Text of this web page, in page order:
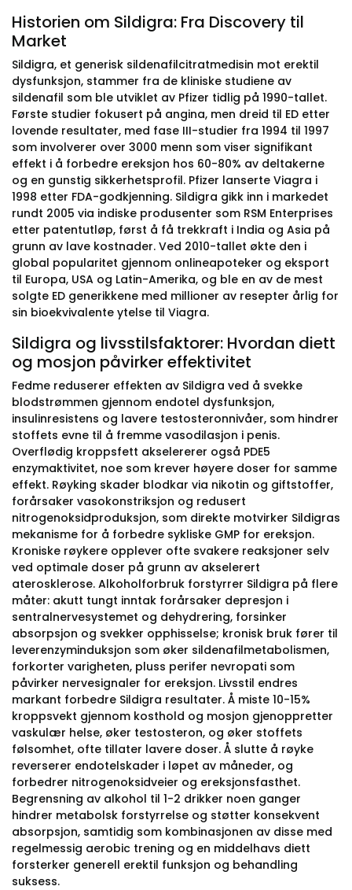
Historien om Sildigra: Fra Discovery til
Market
Sildigra, et generisk sildenafilcitratmedisin mot erektil
dysfunksjon, stammer fra de kliniske studiene av
sildenafil som ble utviklet av Pfizer tidlig på 1990-tallet.
Første studier fokusert på angina, men dreid til ED etter
lovende resultater, med fase III-studier fra 1994 til 1997
som involverer over 3000 menn som viser signifikant
effekt i å forbedre ereksjon hos 60-80% av deltakerne
og en gunstig sikkerhetsprofil. Pfizer lanserte Viagra i
1998 etter FDA-godkjenning. Sildigra gikk inn i markedet
rundt 2005 via indiske produsenter som RSM Enterprises
etter patentutløp, først å få trekkraft i India og Asia på
grunn av lave kostnader. Ved 2010-tallet økte den i
global popularitet gjennom onlineapoteker og eksport
til Europa, USA og Latin-Amerika, og ble en av de mest
solgte ED generikkene med millioner av resepter årlig for
sin bioekvivalente ytelse til Viagra.
Sildigra og livsstilsfaktorer: Hvordan diett
og mosjon påvirker effektivitet
Fedme reduserer effekten av Sildigra ved å svekke
blodstrømmen gjennom endotel dysfunksjon,
insulinresistens og lavere testosteronnivåer, som hindrer
stoffets evne til å fremme vasodilasjon i penis.
Overflødig kroppsfett akselererer også PDE5
enzymaktivitet, noe som krever høyere doser for samme
effekt. Røyking skader blodkar via nikotin og giftstoffer,
forårsaker vasokonstriksjon og redusert
nitrogenoksidproduksjon, som direkte motvirker Sildigras
mekanisme for å forbedre sykliske GMP for ereksjon.
Kroniske røykere opplever ofte svakere reaksjoner selv
ved optimale doser på grunn av akselerert
aterosklerose. Alkoholforbruk forstyrrer Sildigra på flere
måter: akutt tungt inntak forårsaker depresjon i
sentralnervesystemet og dehydrering, forsinker
absorpsjon og svekker opphisselse; kronisk bruk fører til
leverenzyminduksjon som øker sildenafilmetabolismen,
forkorter varigheten, pluss perifer nevropati som
påvirker nervesignaler for ereksjon. Livsstil endres
markant forbedre Sildigra resultater. Å miste 10-15%
kroppsvekt gjennom kosthold og mosjon gjenoppretter
vaskulær helse, øker testosteron, og øker stoffets
følsomhet, ofte tillater lavere doser. Å slutte å røyke
reverserer endotelskader i løpet av måneder, og
forbedrer nitrogenoksidveier og ereksjonsfasthet.
Begrensning av alkohol til 1-2 drikker noen ganger
hindrer metabolsk forstyrrelse og støtter konsekvent
absorpsjon, samtidig som kombinasjonen av disse med
regelmessig aerobic trening og en middelhavs diett
forsterker generell erektil funksjon og behandling
suksess.